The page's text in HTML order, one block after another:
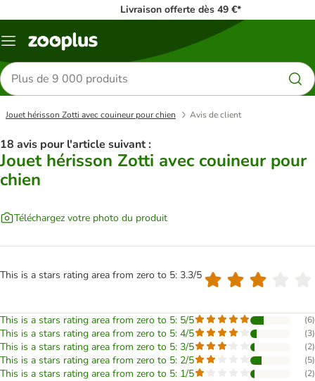
Livraison offerte dès 49 €*
Menu
Rechercher
des
produits
Jouet hérisson Zotti avec couineur pour chien Avis de client
18 avis pour l'article suivant :
Jouet hérisson Zotti avec couineur pour
chien
Téléchargez votre photo du produit
This is a stars rating area from zero to 5: 3.3/5
This is a stars rating area from zero to 5: 5/5 (6)
This is a stars rating area from zero to 5: 4/5 (3)
This is a stars rating area from zero to 5: 3/5 (2)
This is a stars rating area from zero to 5: 2/5 (5)
This is a stars rating area from zero to 5: 1/5 (2)